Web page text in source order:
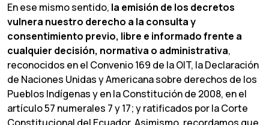
En ese mismo sentido, la emisión de los decretos
vulnera nuestro derecho a la consultay
consentimiento previo, libre e informado frente a
cualquier decisión, normativa o administrativa,
reconocidos en el Convenio 169 de la OIT, la Declaración
de Naciones Unidas y Americana sobre derechos de los
Pueblos Indígenas y en la Constitución de 2008, en el
artículo 57 numerales 7 y 17; y ratificados por la Corte